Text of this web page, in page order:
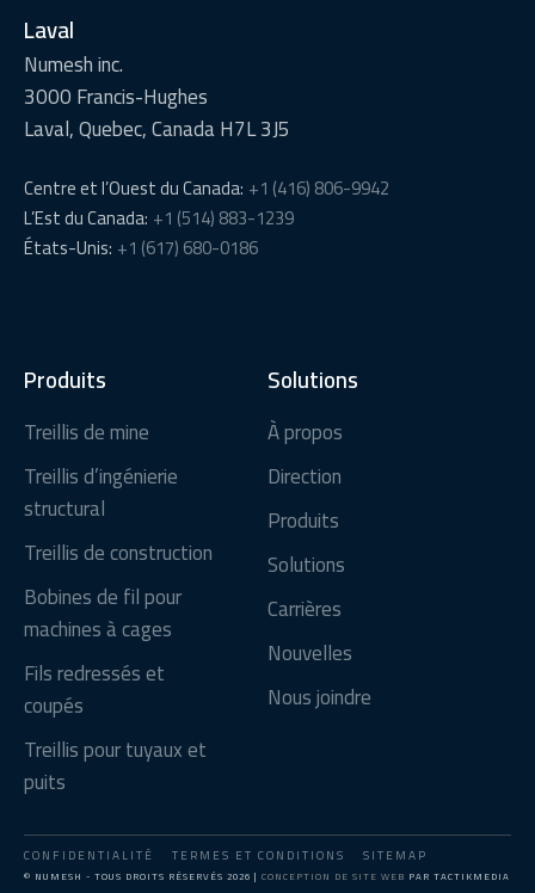
Laval
Numesh inc.
3000 Francis-Hughes
Laval, Quebec, Canada H7L 3J5
Centre et l’Ouest du Canada: +1 (416) 806-9942
L’Est du Canada: +1 (514) 883-1239
États-Unis: +1 (617) 680-0186
Produits
Treillis de mine
Treillis d’ingénierie
structural
Treillis de construction
Bobines de fil pour
machines à cages
Fils redressés et
coupés
Treillis pour tuyaux et
puits
Solutions
À propos
Direction
Produits
Solutions
Carrières
Nouvelles
Nous joindre
CONFIDENTIALITÉ TERMES ET CONDITIONS SITEMAP
© NUMESH - TOUS DROITS RÉSERVÉS 2026 | CONCEPTION DE SITE WEB PAR TACTIKMEDIA